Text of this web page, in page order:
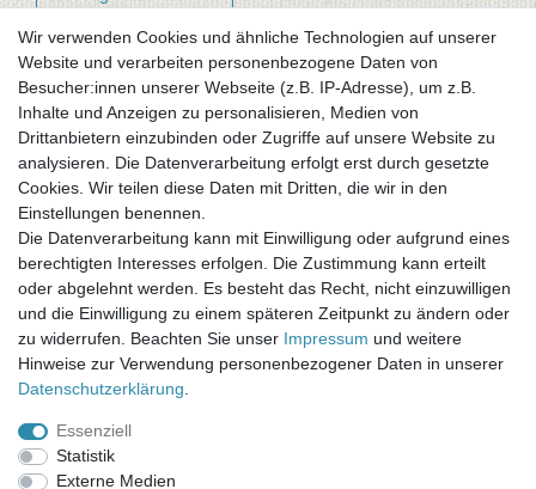
Newsletter-Anmeldung
FAQ / Fragen
Mein Warenkorb
Mein Merkzettel
Mein Konto
UNSER LADENGESCHÄFT
Gottlieb-Daimler-Str. 10
33334 Gütersloh
ÖFFNUNGSZEITEN
Montag - Dienstag: 8.00 - 18.00 Uhr, Mittwoch Ruhetag,
Donnerstag: 8.00 - 18.00 Uhr, Freitag 8.00 - 14.00 Uhr
KUNDENSERVICE
Telefon: (05241) 403 22 38
Wir verwenden Cookies und ähnliche Technologien auf unserer
Website und verarbeiten personenbezogene Daten von
Besucher:innen unserer Webseite (z.B. IP-Adresse), um z.B.
Inhalte und Anzeigen zu personalisieren, Medien von
Drittanbietern einzubinden oder Zugriffe auf unsere Website zu
analysieren. Die Datenverarbeitung erfolgt erst durch gesetzte
Cookies. Wir teilen diese Daten mit Dritten, die wir in den
Einstellungen benennen.
Die Datenverarbeitung kann mit Einwilligung oder aufgrund eines
berechtigten Interesses erfolgen. Die Zustimmung kann erteilt
oder abgelehnt werden. Es besteht das Recht, nicht einzuwilligen
und die Einwilligung zu einem späteren Zeitpunkt zu ändern oder
zu widerrufen. Beachten Sie unser Impressum und weitere
Hinweise zur Verwendung personenbezogener Daten in unserer
Daten­schutz­erklärung
Essenziell
Statistik
Externe Medien